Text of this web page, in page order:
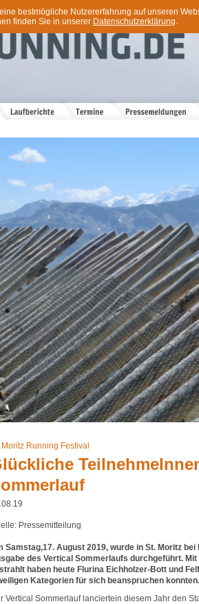
bestmögliche Nutzererfahrung auf unseren
finden Sie in unserer Datenschutzerklärung.
Moritz Running Festival
Pressemitteilung
Samstag,17. August 2019, wurde in St. Moritz
des Vertical Sommerlaufs durchgeführt.
haben heute Flurina Eichholzer-Bott und
Kategorien für sich beanspruchen konnten.
Vertical Sommerlauf lanciertein diesem Jahr den